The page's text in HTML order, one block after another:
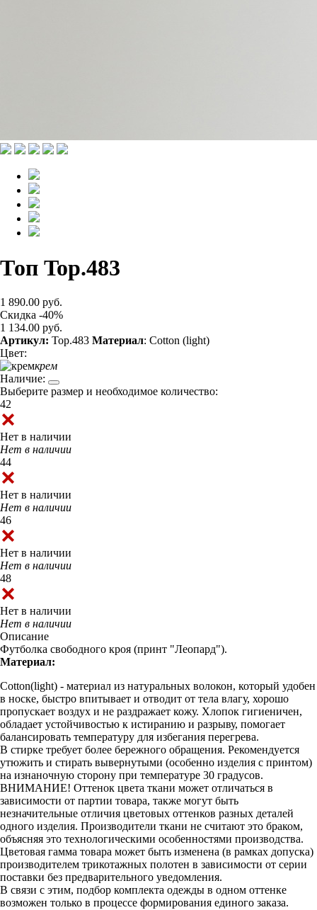
Топ Top.483
1 890.00 руб.
Скидка -40%
1 134.00 руб.
Артикул: Top.483 Материал: Cotton (light)
Цвет:
крем
Наличие:
Выберите размер и необходимое количество:
42
Нет в наличии
Нет в наличии
44
Нет в наличии
Нет в наличии
46
Нет в наличии
Нет в наличии
48
Нет в наличии
Нет в наличии
Описание
Футболка свободного кроя (принт "Леопард").
Материал:
Cotton(light) - материал из натуральных волокон, который удобен
в носке, быстро впитывает и отводит от тела влагу, хорошо
пропускает воздух и не раздражает кожу. Хлопок гигиеничен,
обладает устойчивостью к истиранию и разрыву, помогает
балансировать температуру для избегания перегрева.
В стирке требует более бережного обращения. Рекомендуется
утюжить и стирать вывернутыми (особенно изделия с принтом)
на изнаночную сторону при температуре 30 градусов.
ВНИМАНИЕ! Оттенок цвета ткани может отличаться в
зависимости от партии товара, также могут быть
незначительные отличия цветовых оттенков разных деталей
одного изделия. Производители ткани не считают это браком,
объясняя это технологическими особенностями производства.
Цветовая гамма товара может быть изменена (в рамках допуска)
производителем трикотажных полотен в зависимости от серии
поставки без предварительного уведомления.
В связи с этим, подбор комплекта одежды в одном оттенке
возможен только в процессе формирования единого заказа.